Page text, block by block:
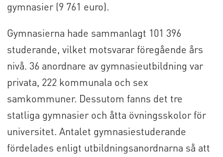
gymnasier (9 761 euro).
Gymnasierna hade sammanlagt 101 396
studerande, vilket motsvarar föregående års
nivå. 36 anordnare av gymnasieutbildning var
privata, 222 kommunala och sex
samkommuner. Dessutom fanns det tre
statliga gymnasier och åtta övningsskolor för
universitet. Antalet gymnasiestuderande
fördelades enligt utbildningsanordnarna så att